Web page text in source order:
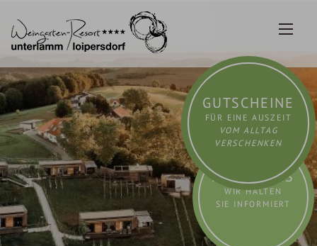
Inhalt
springen
GUTSCHEINE
FÜR EINE AUSZEIT
VOM ALLTAG
VERSCHENKEN
AKTUELLES
WIR HALTEN
SIE INFORMIERT